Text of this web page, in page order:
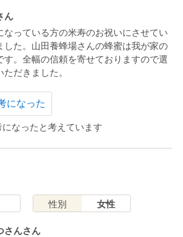
ん
なっている方の米寿のお祝いにさせてい
した。山田養蜂場さんの蜂蜜は我が家の
す。全幅の信頼を寄せておりますので選
ただきました。
になった
なったと考えています
性別 女性
さんさん